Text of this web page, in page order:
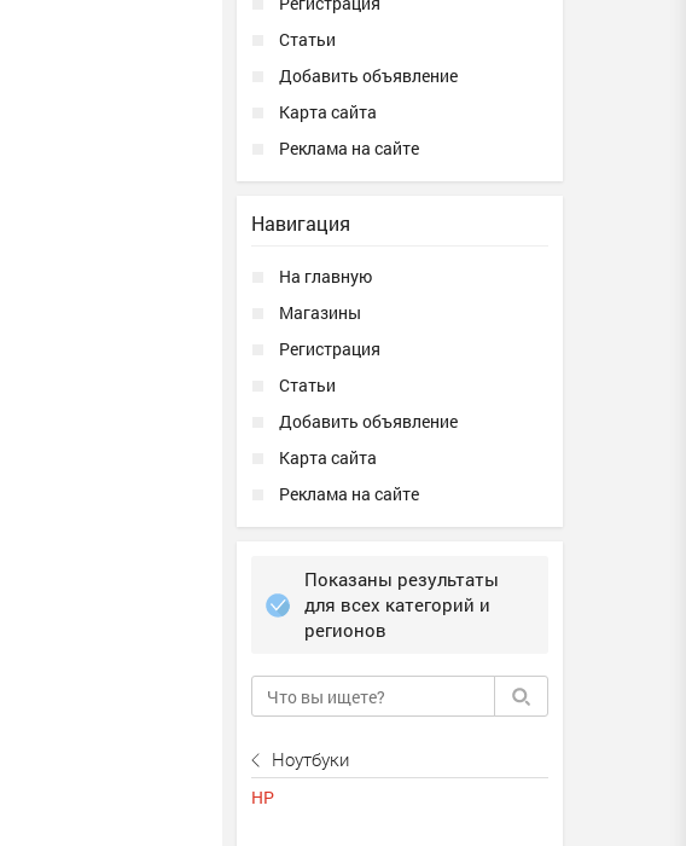
Статьи
Добавить объявление
Карта сайта
Реклама на сайте
Навигация
На главную
Магазины
Регистрация
Статьи
Добавить объявление
Карта сайта
Реклама на сайте
Показаны результаты
для всех категорий и
регионов
Ноутбуки
HP